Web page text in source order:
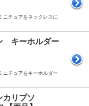
ニチュアをネックレスに
キーホルダー
ニチュアをキーホルダー
カリプソ